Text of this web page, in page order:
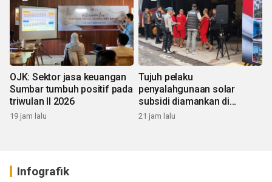
OJK: Sektor jasa keuangan
Sumbar tumbuh positif pada
triwulan II 2026
19 jam lalu
Tujuh pelaku
penyalahgunaan solar
subsidi diamankan di
Sumbar
21 jam lalu
Infografik